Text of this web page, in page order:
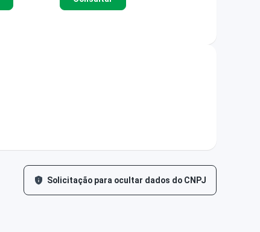
Solicitação para ocultar dados do CNPJ